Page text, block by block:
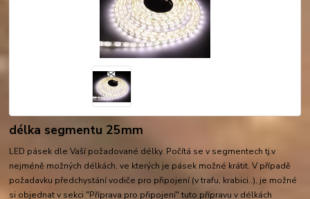
délka segmentu 25mm
LED pásek dle Vaší požadované délky. Počítá se v segmentech tj.v
nejméně možných délkách, ve kterých je pásek možné krátit. V případě
požadavku předchystání vodiče pro připojení (v trafu, krabici..), je možné
si objednat v sekci "Příprava pro připojení" tuto přípravu v délkách